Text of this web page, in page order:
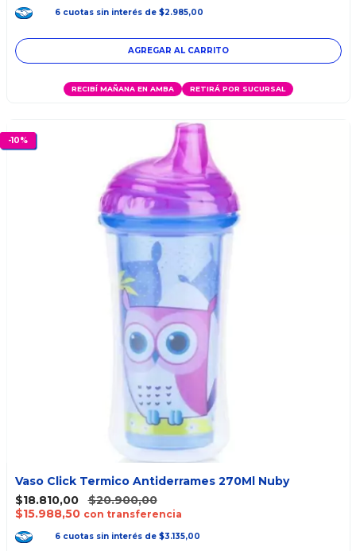
6 cuotas sin interés de $2.985,00
RECIBÍ MAÑANA EN AMBA RETIRÁ POR SUCURSAL
-10%
Vaso Click Termico Antiderrames 270Ml Nuby
$18.810,00
$20.900,00
$15.988,50 con transferencia
6 cuotas sin interés de $3.135,00